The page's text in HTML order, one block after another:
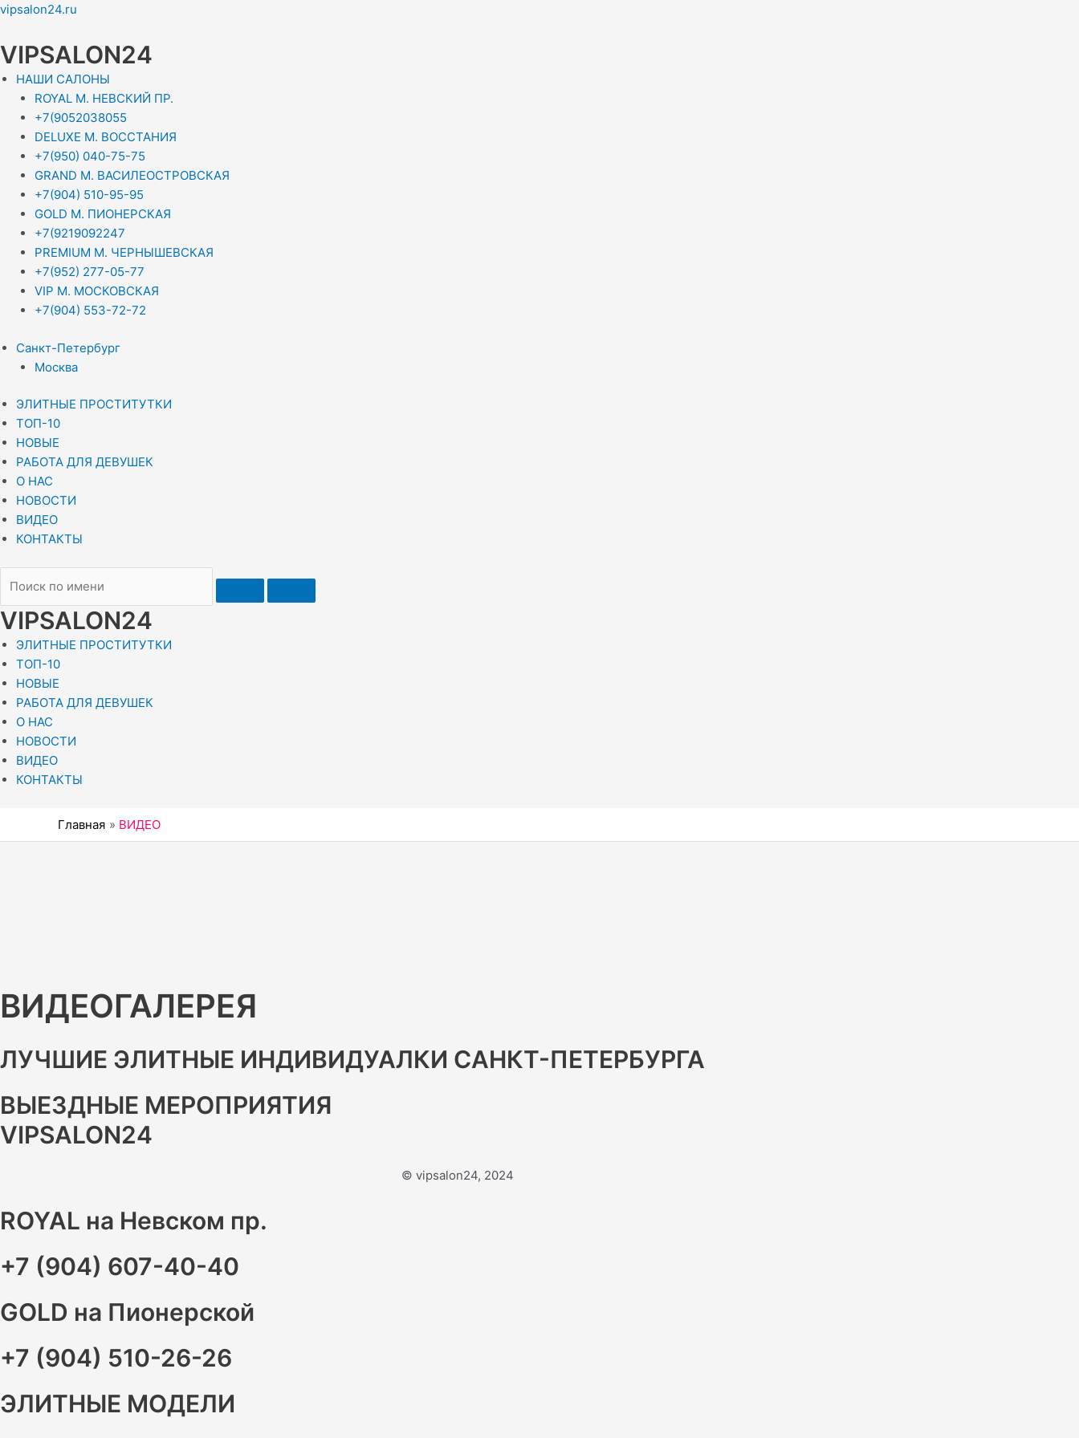
Перейти
содержимому
vipsalon24.ru
VIPSALON24
Меню
НАШИ САЛОНЫ
ROYAL М. НЕВСКИЙ ПР.
+7(9052038055
DELUXE М. ВОССТАНИЯ
+7(950) 040-75-75
GRAND М. ВАСИЛЕОСТРОВСКАЯ
+7(904) 510-95-95
GOLD М. ПИОНЕРСКАЯ
+7(9219092247
PREMIUM М. ЧЕРНЫШЕВСКАЯ
+7(952) 277-05-77
VIP М. МОСКОВСКАЯ
+7(904) 553-72-72
Меню
Санкт-Петербург
Москва
Меню
ЭЛИТНЫЕ ПРОСТИТУТКИ
ТОП-10
НОВЫЕ
РАБОТА ДЛЯ ДЕВУШЕК
О НАС
НОВОСТИ
ВИДЕО
КОНТАКТЫ
VIPSALON24
Меню
ЭЛИТНЫЕ ПРОСТИТУТКИ
ТОП-10
НОВЫЕ
РАБОТА ДЛЯ ДЕВУШЕК
О НАС
НОВОСТИ
ВИДЕО
КОНТАКТЫ
Главная ВИДЕО
ВИДЕОГАЛЕРЕЯ
ЛУЧШИЕ ЭЛИТНЫЕ ИНДИВИДУАЛКИ САНКТ-ПЕТЕРБУРГА
ВЫЕЗДНЫЕ МЕРОПРИЯТИЯ
VIPSALON24
© vipsalon24, 2024
ROYAL на Невском пр.
+7 (904) 607-40-40
GOLD на Пионерской
+7 (904) 510-26-26
ЭЛИТНЫЕ МОДЕЛИ